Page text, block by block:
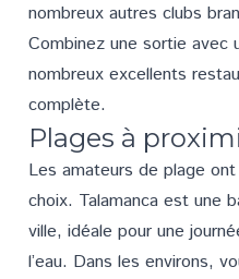
nombreux autres clubs
Combinez une sortie avec
nombreux excellents
complète.
Plages à
Les amateurs de plage
choix. Talamanca est une
ville, idéale pour une
l’eau. Dans les environs,